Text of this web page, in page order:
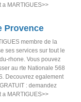
MARTIGUES>>
Provence
membre de la
ses services sur tout le
rhone. Vous pouvez
au rte Nationale 568
Decouvrez egalement
: demandez
MARTIGUES>>